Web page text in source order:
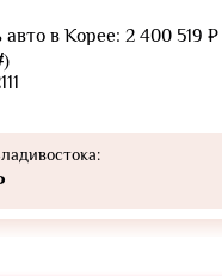
в Корее: 2 400 519 ₽